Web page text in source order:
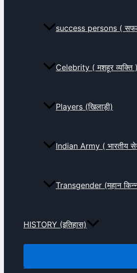
success persons (
Celebrity ( मशहूर व्यक्ति )
Players (खिलाड़ी)
Indian Army ( भारतीय
Transgender (महान
HISTORY (इतिहास)